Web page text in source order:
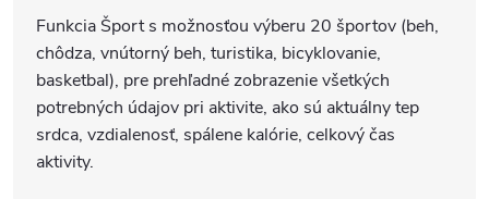
Funkcia Šport s možnosťou výberu 20 športov (beh,
chôdza, vnútorný beh, turistika, bicyklovanie,
basketbal), pre prehľadné zobrazenie všetkých
potrebných údajov pri aktivite, ako sú aktuálny tep
srdca, vzdialenosť, spálene kalórie, celkový čas
aktivity.